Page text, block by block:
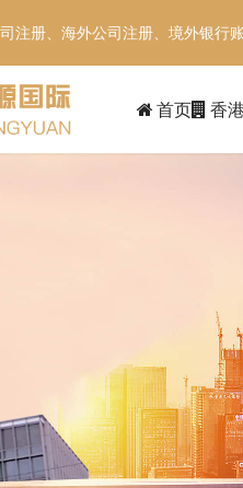
注册、海外公司注册、境外银行
首页 香